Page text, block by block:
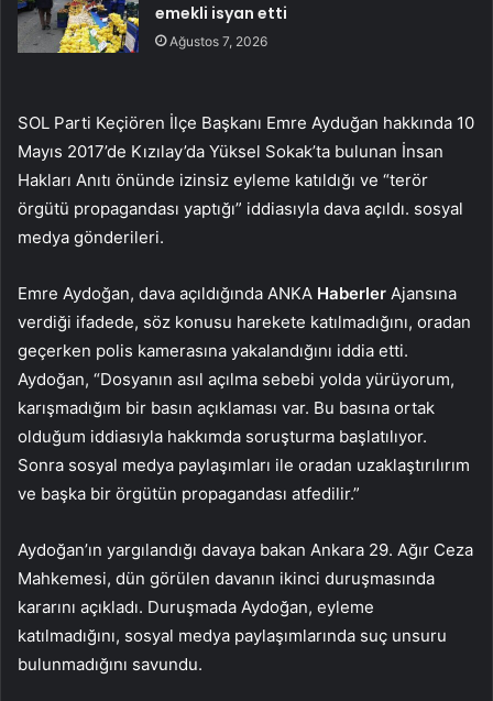
emekli isyan etti
Ağustos 7, 2026
SOL Parti Keçiören İlçe Başkanı Emre Ayduğan hakkında 10
Mayıs 2017’de Kızılay’da Yüksel Sokak’ta bulunan İnsan
Hakları Anıtı önünde izinsiz eyleme katıldığı ve “terör
örgütü propagandası yaptığı” iddiasıyla dava açıldı. sosyal
medya gönderileri.
Emre Aydoğan, dava açıldığında ANKA Haberler Ajansına
verdiği ifadede, söz konusu harekete katılmadığını, oradan
geçerken polis kamerasına yakalandığını iddia etti.
Aydoğan, “Dosyanın asıl açılma sebebi yolda yürüyorum,
karışmadığım bir basın açıklaması var. Bu basına ortak
olduğum iddiasıyla hakkımda soruşturma başlatılıyor.
Sonra sosyal medya paylaşımları ile oradan uzaklaştırılırım
ve başka bir örgütün propagandası atfedilir.”
Aydoğan’ın yargılandığı davaya bakan Ankara 29. Ağır Ceza
Mahkemesi, dün görülen davanın ikinci duruşmasında
kararını açıkladı. Duruşmada Aydoğan, eyleme
katılmadığını, sosyal medya paylaşımlarında suç unsuru
bulunmadığını savundu.